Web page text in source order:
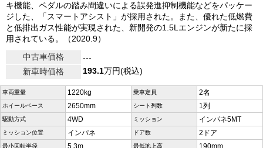
キ機能、ペダルの踏み間違いによる誤発進抑制機能などをパッケー
ジした、「スマートアシスト」が採用された。また、優れた低燃費
と低排出ガス性能が実現された、新開発の1.5Lエンジンが新たに採
用されている。（2020.9）
中古車価格
---
新車時価格
193.1万円(税込)
車両重量 1220kg 乗車定員 2名
ホイールベース 2650mm シート列数 1列
駆動方式 4WD ミッション インパネ5MT
ミッション位置 インパネ ドア数 2ドア
最小回転半径 最低地上高